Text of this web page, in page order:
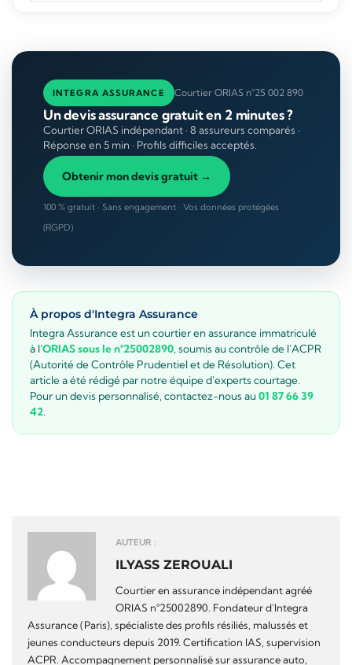
INTEGRA ASSURANCE Courtier ORIAS n°25 002 890
Un devis assurance gratuit en 2 minutes ?
Courtier ORIAS indépendant · 8 assureurs comparés ·
Réponse en 5 min · Profils difficiles acceptés.
Obtenir mon devis gratuit →
100 % gratuit · Sans engagement · Vos données protégées
(RGPD)
À propos d'Integra Assurance
Integra Assurance est un courtier en assurance immatriculé
à l'ORIAS sous le n°25002890, soumis au contrôle de l'ACPR
(Autorité de Contrôle Prudentiel et de Résolution). Cet
article a été rédigé par notre équipe d'experts courtage.
Pour un devis personnalisé, contactez-nous au 01 87 66 39
42.
AUTEUR :
ILYASS ZEROUALI
Courtier en assurance indépendant agréé
ORIAS n°25002890. Fondateur d'Integra
Assurance (Paris), spécialiste des profils résiliés, malussés et
jeunes conducteurs depuis 2019. Certification IAS, supervision
ACPR. Accompagnement personnalisé sur assurance auto,